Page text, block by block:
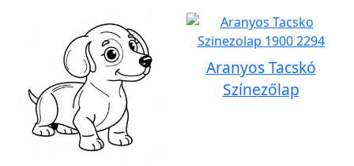
Aranyos Tacskó
Színezőlap